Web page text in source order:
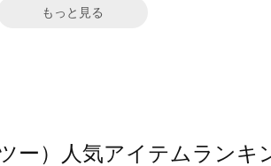
もっと見る
ー）人気アイテムランキ